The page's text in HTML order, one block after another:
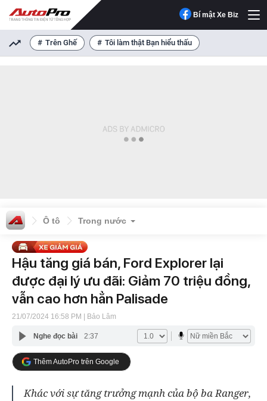
Bí mật Xe Biz
Trên Ghế Tôi làm thật Bạn hiểu thấu
Ô tô Trong nước
Hậu tăng giá bán, Ford Explorer lại
được đại lý ưu đãi: Giảm 70 triệu đồng,
vẫn cao hơn hẳn Palisade
21/07/2024 16:58 PM | Bảo Lâm
Nghe đọc bài 2:37
Thêm AutoPro trên Google
Khác với sự tăng trưởng mạnh của bộ ba Ranger,